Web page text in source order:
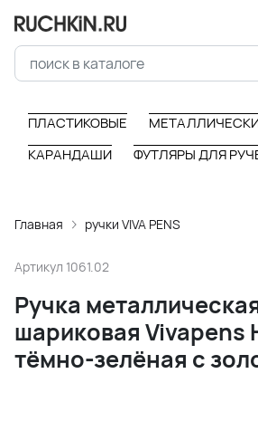
ПЛАСТИКОВЫЕ
КАРАНДАШИ
ФУТЛЯРЫ ДЛЯ
Главная ручки VIVA PENS
Артикул 1061.02
Ручка
шариковая Vivapens
тёмно-зелёная с